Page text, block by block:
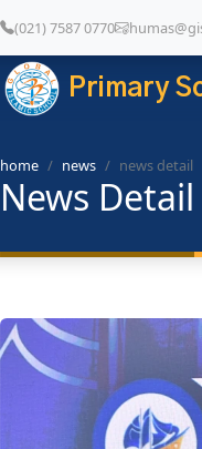
(021) 7587 0770
Primary
home news news detail
News Detail